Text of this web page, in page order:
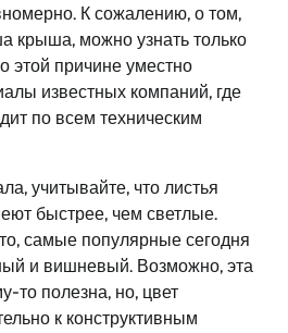
К сожалению, о том,
крыша, можно узнать только
этой причине уместно
известных компаний, где
по всем техническим
учитывайте, что листья
быстрее, чем светлые.
самые популярные сегодня
и вишневый. Возможно, эта
то полезна, но, цвет
к конструктивным